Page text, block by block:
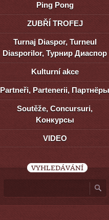
Ping Pong
ZUBŘÍ TROFEJ
Turnaj Diaspor, Turneul
Diasporilor, Турнир Диаспор
Kulturní akce
Partneři, Partenerii, Партнёры
Soutěže, Concursuri,
Kонкурсы
VIDEO
VYHLEDÁVÁNÍ